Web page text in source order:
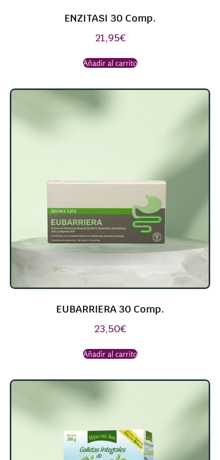
ENZITASI 30 Comp.
21,95€
Añadir al carrito
EUBARRIERA 30 Comp.
23,50€
Añadir al carrito